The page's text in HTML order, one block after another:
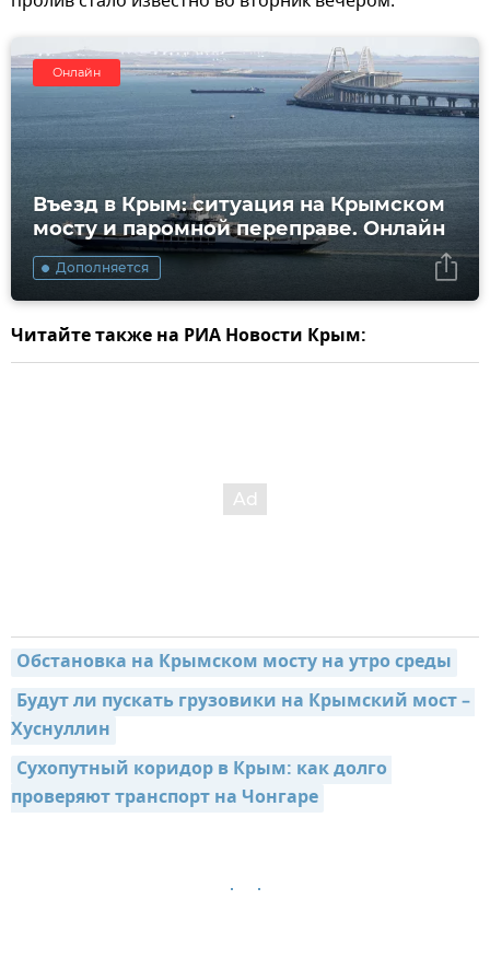
Онлайн
Дополняется
Въезд в Крым: ситуация на Крымском
мосту и паромной переправе. Онлайн
Читайте также на РИА Новости Крым:
Обстановка на Крымском мосту на утро среды
Будут ли пускать грузовики на Крымский мост –
Хуснуллин
Сухопутный коридор в Крым: как долго
проверяют транспорт на Чонгаре